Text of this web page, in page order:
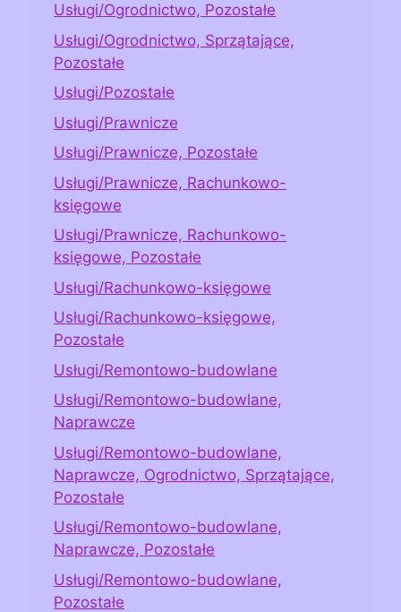
Usługi/Ogrodnictwo, Pozostałe
Usługi/Ogrodnictwo, Sprzątające,
Pozostałe
Usługi/Pozostałe
Usługi/Prawnicze
Usługi/Prawnicze, Pozostałe
Usługi/Prawnicze, Rachunkowo-
księgowe
Usługi/Prawnicze, Rachunkowo-
księgowe, Pozostałe
Usługi/Rachunkowo-księgowe
Usługi/Rachunkowo-księgowe,
Pozostałe
Usługi/Remontowo-budowlane
Usługi/Remontowo-budowlane,
Naprawcze
Usługi/Remontowo-budowlane,
Naprawcze, Ogrodnictwo, Sprzątające,
Pozostałe
Usługi/Remontowo-budowlane,
Naprawcze, Pozostałe
Usługi/Remontowo-budowlane,
Pozostałe